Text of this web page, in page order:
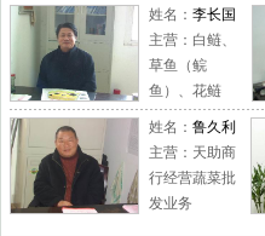
口蘑
18.00
莲藕
9.50
良薯
2.40
菱角
绿尖椒
4.60
毛白菜
3.20
姓名： 李长国
主营：白鲢、
草鱼（鲩
鱼）、花鲢
姓名： 鲁久利
主营：天助商
行经营蔬菜批
发业务